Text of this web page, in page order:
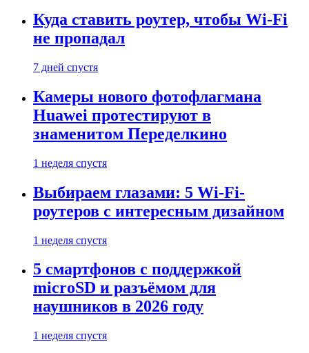
Куда ставить роутер, чтобы Wi-Fi
не пропадал
7 дней спустя
Камеры нового фотофлагмана
Huawei протестируют в
знаменитом Переделкино
1 неделя спустя
Выбираем глазами: 5 Wi-Fi-
роутеров с интересным дизайном
1 неделя спустя
5 смартфонов с поддержкой
microSD и разъёмом для
наушников в 2026 году
1 неделя спустя